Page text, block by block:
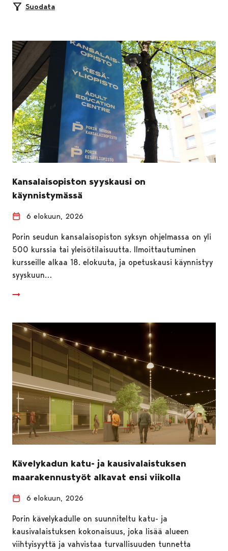
Suodata
Kansalaisopiston syyskausi on
käynnistymässä
6 elokuun, 2026
Porin seudun kansalaisopiston syksyn ohjelmassa on yli
500 kurssia tai yleisötilaisuutta. Ilmoittautuminen
kursseille alkaa 18. elokuuta, ja opetuskausi käynnistyy
syyskuun…
Kävelykadun katu- ja kausivalaistuksen
maarakennustyöt alkavat ensi viikolla
6 elokuun, 2026
Porin kävelykadulle on suunniteltu katu- ja
kausivalaistuksen kokonaisuus, joka lisää alueen
viihtyisyyttä ja vahvistaa turvallisuuden tunnetta